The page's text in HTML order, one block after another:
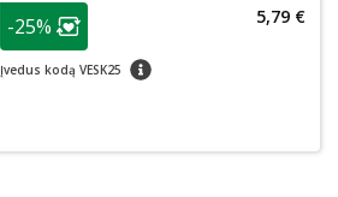
patarimas
Lojalumo klubo narių nuolaida
-25%
Įvedus kodą VESK25 patarimas
5,79 €